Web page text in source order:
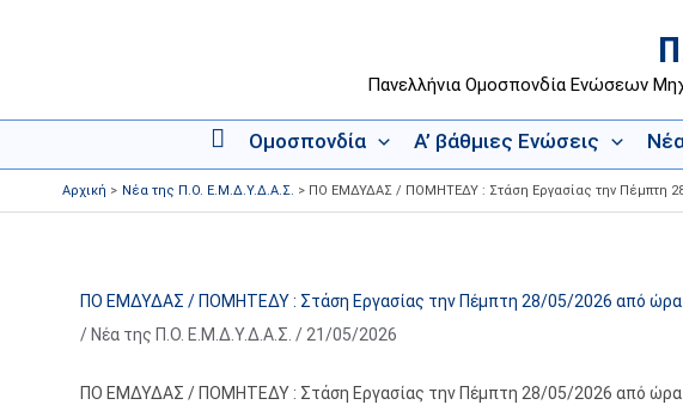
Πανελλήνια Ομοσπονδία Ενώσεων
Α
ρ
χ
ή
Ομοσπονδία Α’ βάθμιες Ενώσεις
Αρχική Νέα της Π.Ο. Ε.Μ.Δ.Υ.Δ.Α.Σ. ΠΟ ΕΜΔΥΔΑΣ / ΠΟΜΗΤΕΔΥ : Στάση Εργασίας την Πέμπτη
ΠΟ ΕΜΔΥΔΑΣ / ΠΟΜΗΤΕΔΥ : Στάση Εργασίας την Πέμπτη 28/05/2026 από ώρα
/ Νέα της Π.Ο. Ε.Μ.Δ.Υ.Δ.Α.Σ. / 21/05/2026
ΠΟ ΕΜΔΥΔΑΣ / ΠΟΜΗΤΕΔΥ : Στάση Εργασίας την Πέμπτη 28/05/2026 από ώρα